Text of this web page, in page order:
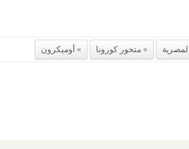
متحور كورونا أوميكرون